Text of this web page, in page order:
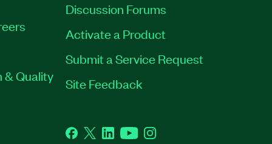
& Quality
Discussion Forums
Activate a Product
Submit a Service Request
Site Feedback
Facebook
TwitterLinkedInYouTubeInstagram